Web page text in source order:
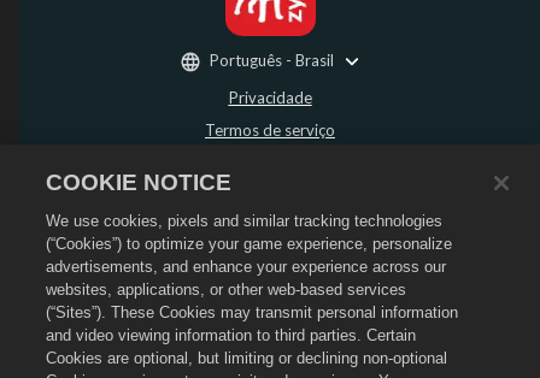
Privacidade
Termos de serviço
Política de Reembolso
Política de Cookies
Suporte da loja
Suporte do jogo
Configurações de Cookies
©2026Social Point S.L. O Dragon City e o logo do Dragon City são marcas
Português - Brasil
COOKIE NOTICE
We use cookies, pixels and similar tracking technologies
(“Cookies”) to optimize your game experience, personalize
advertisements, and enhance your experience across our
websites, applications, or other web-based services
(“Sites”). These Cookies may transmit personal information
and video viewing information to third parties. Certain
Cookies are optional, but limiting or declining non-optional